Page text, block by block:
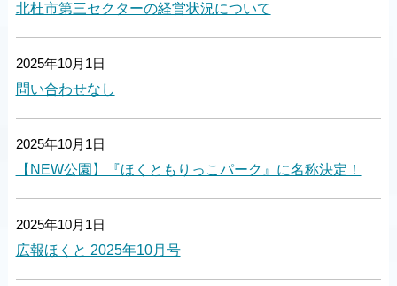
北杜市第三セクターの経営状況について
2025年10月1日
問い合わせなし
2025年10月1日
【NEW公園】『ほくともりっこパーク』に名称決定！
2025年10月1日
広報ほくと 2025年10月号